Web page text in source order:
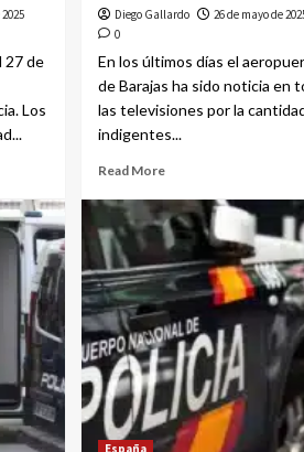
27 de
Los
Diego Gallardo
26 de mayo de
0
En los últimos días el
de Barajas ha sido noticia en
las televisiones por la
indigentes...
Read More
España